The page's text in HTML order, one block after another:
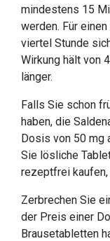
mindestens 15
werden. Für
viertel Stunde
Wirkung hält von
länger.
Falls Sie schon
haben, die
Dosis von 50 mg
Sie lösliche
rezeptfrei
Zerbrechen Sie
der Preis einer
Brausetabletten